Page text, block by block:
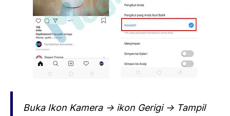
Buka Ikon Kamera -> ikon Gerigi -> Tampil